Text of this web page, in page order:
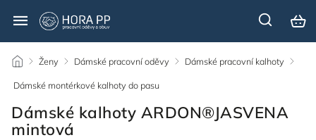
/ Ženy / Dámské pracovní oděvy / Dámské pracovní kalhoty /
Dámské montérkové kalhoty do pasu
Dámské kalhoty ARDON®JASVENA
mintová